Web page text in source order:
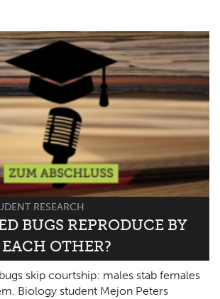
RESEARCH
BUGS REPRODUCE BY
OTHER?
skip courtship: males stab females
Biology student Mejon Peters